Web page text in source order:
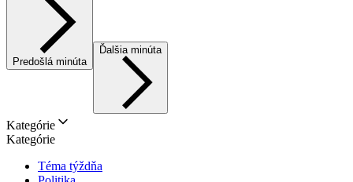
Predošlá minúta
Ďalšia minúta
Kategórie
Kategórie
Téma týždňa